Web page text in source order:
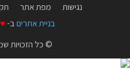
נגישות מפת אתר
בניית אתרים ב- ♥
© כל הזכויות